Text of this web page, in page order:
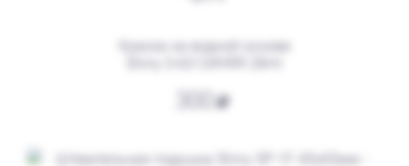
Краска на водной основе